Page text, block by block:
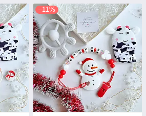
–11%